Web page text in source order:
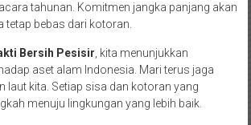
tahunan. Komitmen jangka panjang akan
tetap bebas dari kotoran.
Bersih Pesisir , kita menunjukkan
aset alam Indonesia. Mari terus jaga
laut kita. Setiap sisa dan kotoran yang
menuju lingkungan yang lebih baik.